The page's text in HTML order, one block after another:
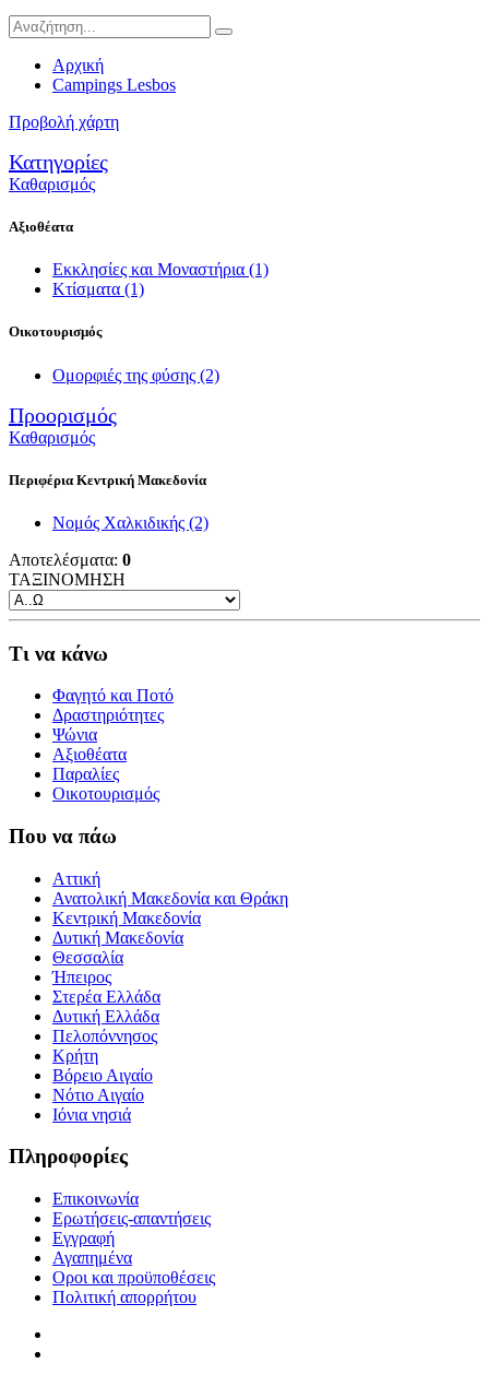
Αρχική
Campings Lesbos
Προβολή χάρτη
Κατηγορίες
Καθαρισμός
Αξιοθέατα
Εκκλησίες και Μοναστήρια (1)
Κτίσματα (1)
Οικοτουρισμός
Ομορφιές της φύσης (2)
Προορισμός
Καθαρισμός
Περιφέρια Κεντρική Μακεδονία
Νομός Χαλκιδικής (2)
Αποτελέσματα: 0
ΤΑΞΙΝΟΜΗΣΗ
Τι να κάνω
Φαγητό και Ποτό
Δραστηριότητες
Ψώνια
Αξιοθέατα
Παραλίες
Οικοτουρισμός
Που να πάω
Αττική
Ανατολική Μακεδονία και Θράκη
Κεντρική Μακεδονία
Δυτική Μακεδονία
Θεσσαλία
Ήπειρος
Στερέα Ελλάδα
Δυτική Ελλάδα
Πελοπόννησος
Κρήτη
Βόρειο Αιγαίο
Νότιο Αιγαίο
Ιόνια νησιά
Πληροφορίες
Επικοινωνία
Ερωτήσεις-απαντήσεις
Εγγραφή
Αγαπημένα
Οροι και προϋποθέσεις
Πολιτική απορρήτου